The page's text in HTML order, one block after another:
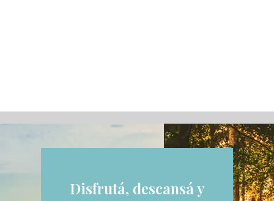
Disfrutá, descansá y